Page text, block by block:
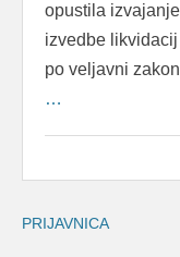
opustila
izvedbe
po veljavni
…
PRIJAVNICA